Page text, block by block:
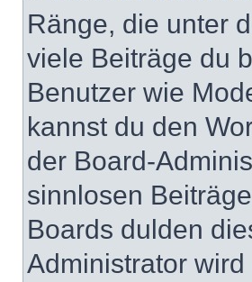
Ränge, die unter
viele Beiträge du
Benutzer wie
kannst du den
der Board-
sinnlosen
Boards dulden
Administrator